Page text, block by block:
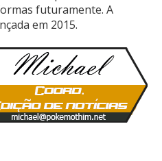
futuramente. A
em 2015.